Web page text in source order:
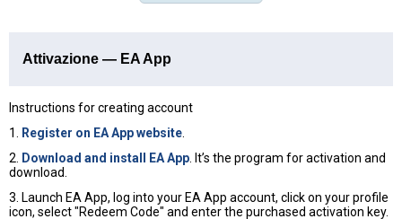
Attivazione — EA App
Instructions for creating account
1.
Register on EA App website
2.
Download and install EA App . It’s the program for activation and
download.
3. Launch EA App, log into your EA App account, click on your profile
icon, select "Redeem Code" and enter the purchased activation key.